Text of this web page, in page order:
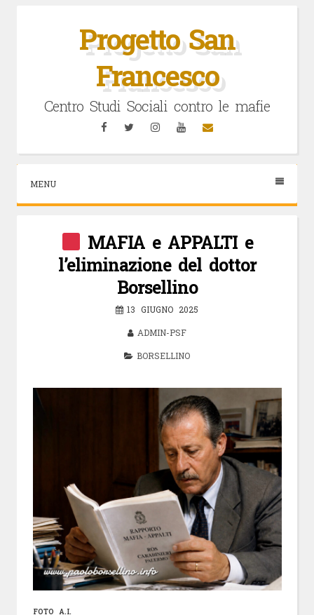
Progetto San
Francesco
Centro Studi Sociali contro le mafie
FacebookTwitterInstagramYouTubeEmail
MENU
MAFIA e APPALTI e
l’eliminazione del dottor
Borsellino
13 GIUGNO 2025
ADMIN-PSF
BORSELLINO
FOTO A.I.